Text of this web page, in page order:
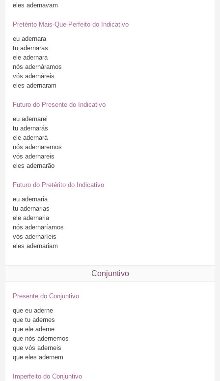
eles adernavam
Pretérito Mais-Que-Perfeito do Indicativo
eu adernara
tu adernaras
ele adernara
nós adernáramos
vós adernáreis
eles adernaram
Futuro do Presente do Indicativo
eu adernarei
tu adernarás
ele adernará
nós adernaremos
vós adernareis
eles adernarão
Futuro do Pretérito do Indicativo
eu adernaria
tu adernarias
ele adernaria
nós adernaríamos
vós adernaríeis
eles adernariam
Conjuntivo
Presente do Conjuntivo
que eu aderne
que tu adernes
que ele aderne
que nós adernemos
que vós aderneis
que eles adernem
Imperfeito do Conjuntivo